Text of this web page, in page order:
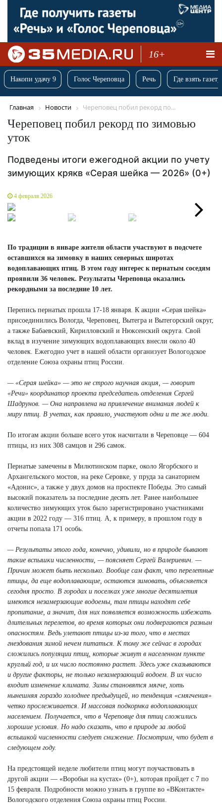
16+
Накопи удачу 9 Голос Череповца Речь Где взять
Главная Новости Череповец побил рекорд по...
Череповец побил рекорд по зимовью
уток
Подведены итоги ежегодной акции по учету
зимующих крякв «Серая шейка — 2026» (0+)
4 февраля 2026
По традиции в январе жители области участвуют в подсчете
оставшихся на зимовку в наших северных широтах
водоплавающих птиц. В этом году интерес к пернатым соседям
проявили 36 человек. Результаты Череповца оказались
рекордными за последние 10 лет.
Перепись пернатых прошла 17-18 января. К акции «Серая шейка»
присоединились Вологда, Череповец, Вытегра и Вытегорский округ,
а также Бабаевский, Кирилловский и Нюксенский округа. Свой
вклад в изучение зимующих водоплавающих внесли около 40
человек. Ежегодно учет в нашей области организует Вологодское
отделение Союза охраны птиц России.
— «Серая шейка» — это не строго научная акция, — говорит
«Речи» координатор проекта председатель отделения Сергей
Шадрунов. — Она направлена на привлечение внимания людей к
миру птиц. В учетах, как правило, участвуют одни и те же люди.
По итогам акции больше всего уток насчитали в Череповце — 604
птицы, из них 308 самцов и 296 самок.
Пернатые замечены в Милютинском парке, около Ягорбского и
Архангельского мостов, на реке Серовке, у пруда за санаторием
«Адонис», а также у двух домов на проспекте Победы. Это самый
высокий показатель за последние десять лет. Ранее наибольшее
количество зимующих уток было зарегистрировано участниками
акции в 2022 году — 316 птиц. А, к примеру, в прошлом году в
отчеты попала 171 особь.
— Результаты этого года, конечно, удивили, но в природе бывают
такие вспышки численности, — поясняет Сергей Валериевич. —
Причин может быть несколько. Вообще сам факт, что перелетные
птицы, да еще водоплавающие, остаются зимовать, объясняется
сегодня просто. В городах и поселках уже многие десятилетия
имеются незамерзающие водоемы, там птицы находят себе
пропитание, а значит, для них появляется возможность избежать
длительных перелетов, во время которых они подвергаются разным
опасностям. Ведь улетают птицы из-за того, что в местах
гнездования зимой нечем питаться. К тому же сейчас в городах
сложились популяции птиц, которые живут в населенном пункте
круглый год, и их число постоянно растет. Здесь уже сказываются
и другие факторы, не только незамерзающий водоем. В их число
входит изменение климата. Зимы становятся мягче, хоть
нынешняя гораздо холоднее предыдущей, но тенденция «смягчения»
четко прослеживается. И массовая подкормка водоплавающих
населением. Получается, что в Череповце для птиц сложились
хорошие условия. Но надо сказать, что в природе за любой
вспышкой численности следует снижение. Посмотрим, что будет в
следующем году.
На предстоящей неделе любители птиц могут поучаствовать в
другой акции — «Воробьи на кустах» (0+), которая пройдет с 7 по
15 февраля. Подробности можно узнать в группе во «ВКонтакте»
Вологодского отделения Союза охраны птиц России.